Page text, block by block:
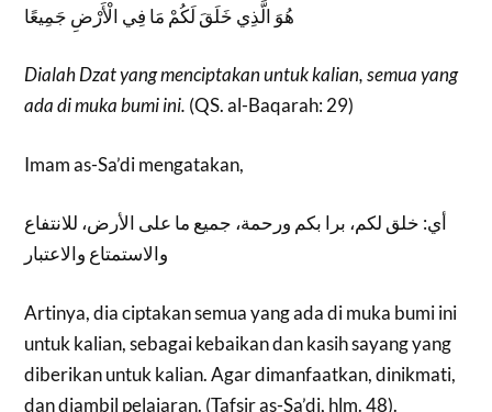
هُوَ الَّذِي خَلَقَ لَكُمْ مَا فِي الْأَرْضِ جَمِيعًا
Dialah Dzat yang menciptakan untuk kalian, semua yang
ada di muka bumi ini. (QS. al-Baqarah: 29)
Imam as-Sa’di mengatakan,
أي: خلق لكم، برا بكم ورحمة، جميع ما على الأرض، للانتفاع
والاستمتاع والاعتبار
Artinya, dia ciptakan semua yang ada di muka bumi ini
untuk kalian, sebagai kebaikan dan kasih sayang yang
diberikan untuk kalian. Agar dimanfaatkan, dinikmati,
dan diambil pelajaran. (Tafsir as-Sa’di, hlm. 48).